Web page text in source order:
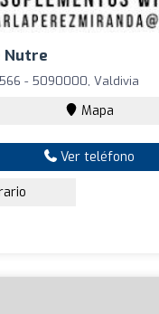
Nutre
- 5090000, Valdivia
Mapa
Ver teléfono